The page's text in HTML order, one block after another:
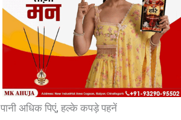
पानी अधिक पिएं, हल्के कपड़े पहनें